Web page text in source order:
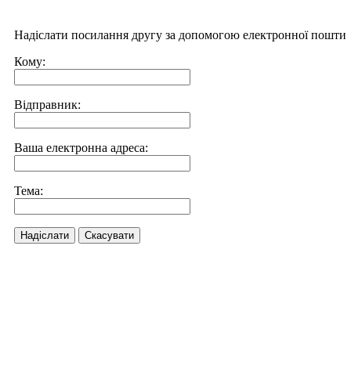
Надіслати посилання другу за допомогою електронної пошти
Кому:
Відправник:
Ваша електронна адреса:
Тема:
Надіслати Скасувати